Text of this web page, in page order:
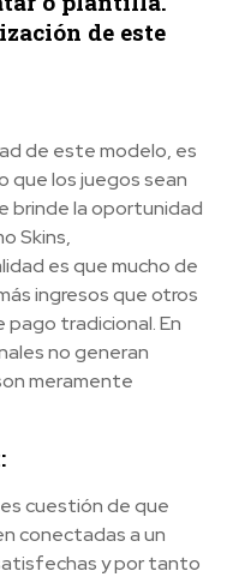
de este
de este modelo, es
los juegos sean
brinde la oportunidad
Skins,
es que mucho de
ingresos que otros
pago tradicional. En
no generan
meramente
cuestión de que
conectadas a un
y por tanto